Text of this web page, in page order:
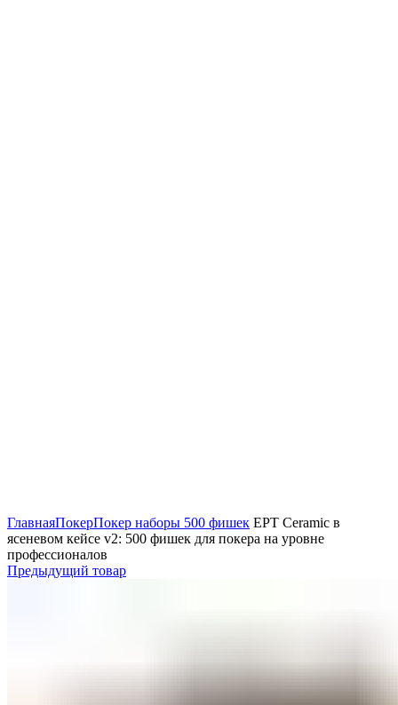
ГлавнаяПокерПокер наборы 500 фишек EPT Ceramic в
ясеневом кейсе v2: 500 фишек для покера на уровне
профессионалов
Предыдущий товар